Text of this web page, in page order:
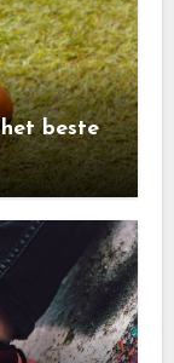
beste